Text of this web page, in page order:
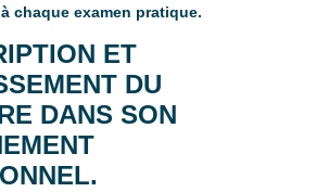
chaque examen pratique.
ET
DU
DANS SON